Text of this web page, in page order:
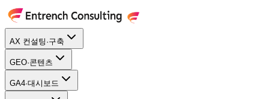
AX 컨설팅·구축
GEO·콘텐츠
GA4·대시보드